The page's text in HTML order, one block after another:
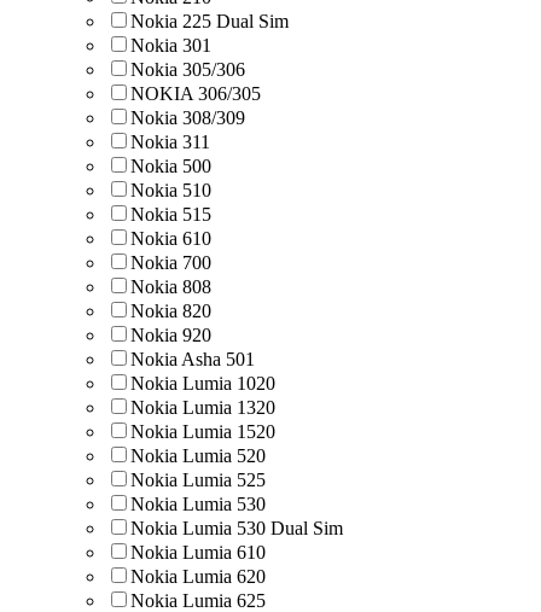
Nokia 225 Dual Sim
Nokia 301
Nokia 305/306
NOKIA 306/305
Nokia 308/309
Nokia 311
Nokia 500
Nokia 510
Nokia 515
Nokia 610
Nokia 700
Nokia 808
Nokia 820
Nokia 920
Nokia Asha 501
Nokia Lumia 1020
Nokia Lumia 1320
Nokia Lumia 1520
Nokia Lumia 520
Nokia Lumia 525
Nokia Lumia 530
Nokia Lumia 530 Dual Sim
Nokia Lumia 610
Nokia Lumia 620
Nokia Lumia 625